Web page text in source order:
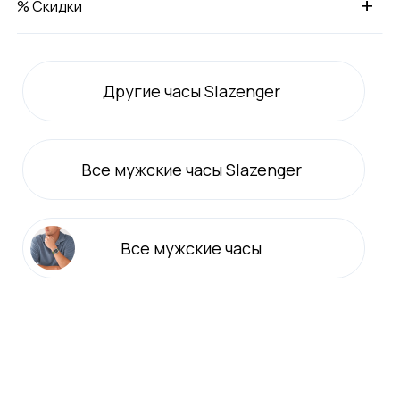
% Скидки
Другие часы Slazenger
Все мужские часы Slazenger
Все мужские часы